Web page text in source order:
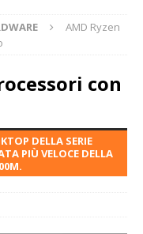
AMD Ryzen
con
DELLA SERIE
PIÙ VELOCE DELLA